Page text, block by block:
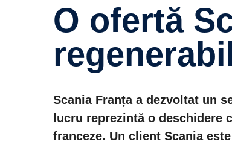
O ofertă Scania cu adevărat
Scania Franța a dezvoltat un
lucru reprezintă o deschidere
franceze. Un client Scania